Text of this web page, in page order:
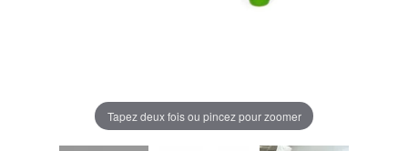
Tapez deux fois ou pincez pour zoomer